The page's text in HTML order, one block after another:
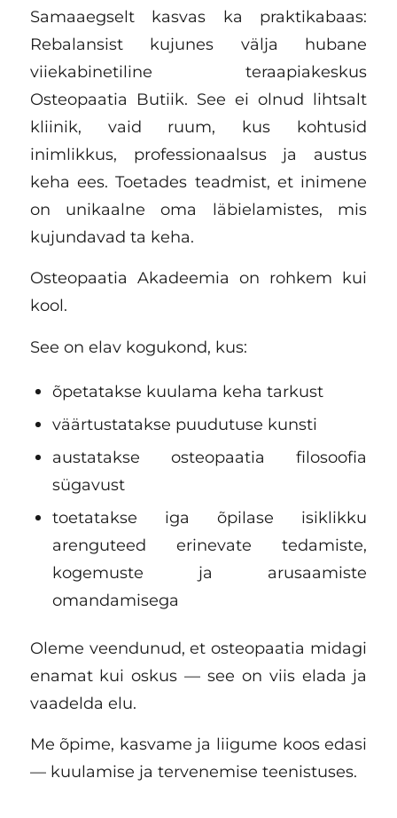
Samaaegselt kasvas ka praktikabaas:
Rebalansist kujunes välja hubane
viiekabinetiline teraapiakeskus
Osteopaatia Butiik. See ei olnud lihtsalt
kliinik, vaid ruum, kus kohtusid
inimlikkus, professionaalsus ja austus
keha ees. Toetades teadmist, et inimene
on unikaalne oma läbielamistes, mis
kujundavad ta keha.
Osteopaatia Akadeemia on rohkem kui
kool.
See on elav kogukond, kus:
õpetatakse kuulama keha tarkust
väärtustatakse puudutuse kunsti
austatakse osteopaatia filosoofia
sügavust
toetatakse iga õpilase isiklikku
arenguteed erinevate tedamiste,
kogemuste ja arusaamiste
omandamisega
Oleme veendunud, et osteopaatia midagi
enamat kui oskus — see on viis elada ja
vaadelda elu.
Me õpime, kasvame ja liigume koos edasi
— kuulamise ja tervenemise teenistuses.